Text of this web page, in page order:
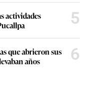
actividades
5
que abrieron sus
años
6